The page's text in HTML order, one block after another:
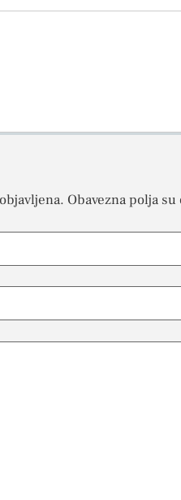
Obavezna polja su